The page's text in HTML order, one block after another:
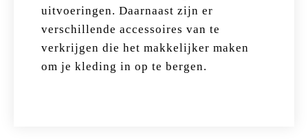
uitvoeringen. Daarnaast zijn er
verschillende accessoires van te
verkrijgen die het makkelijker maken
om je kleding in op te bergen.